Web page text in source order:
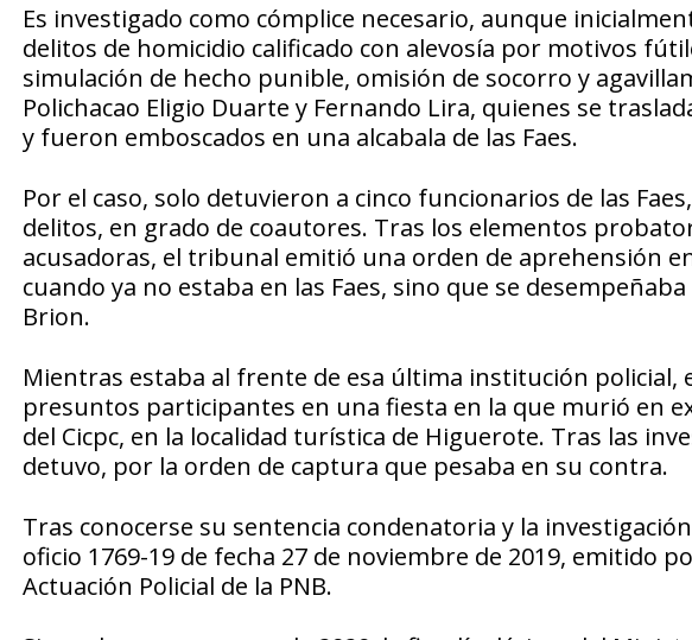
Es investigado como cómplice necesario, aunque
delitos de homicidio calificado con alevosía por motivos
simulación de hecho punible, omisión de socorro y
Polichacao Eligio Duarte y Fernando Lira, quienes se
y fueron emboscados en una alcabala de las Faes.
Por el caso, solo detuvieron a cinco funcionarios de las
delitos, en grado de coautores. Tras los elementos
acusadoras, el tribunal emitió una orden de aprehensión
cuando ya no estaba en las Faes, sino que se
Brion.
Mientras estaba al frente de esa última institución policial,
presuntos participantes en una fiesta en la que murió en
del Cicpc, en la localidad turística de Higuerote. Tras las
detuvo, por la orden de captura que pesaba en su contra.
Tras conocerse su sentencia condenatoria y la
oficio 1769-19 de fecha 27 de noviembre de 2019, emitido
Actuación Policial de la PNB.